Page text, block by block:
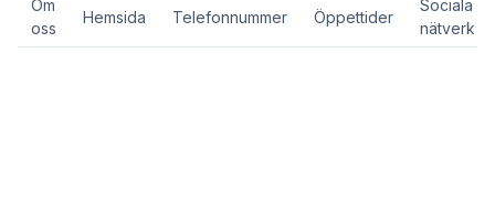
Om
oss
Hemsida Telefonnummer Öppettider
Sociala
nätverk